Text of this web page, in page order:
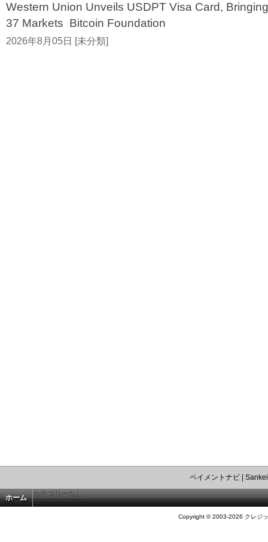
Western Union Unveils USDPT Visa Card,
37 Markets Bitcoin Foundation
2026年8月05日 [未分類]
ペイメントナビ|
ホーム カテゴリーなし
Copyright © 2003-2026 クレジ